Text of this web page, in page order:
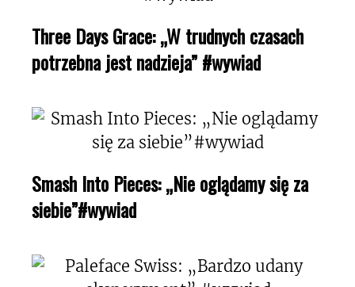
Three Days Grace: „W trudnych czasach
potrzebna jest nadzieja” #wywiad
Smash Into Pieces: „Nie oglądamy się za
siebie”#wywiad